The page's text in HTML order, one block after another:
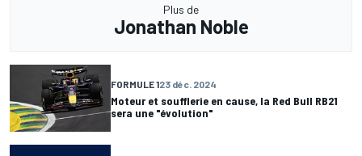
Plus de
Jonathan Noble
FORMULE 123 déc. 2024
Moteur et soufflerie en cause, la Red Bull RB21
sera une "évolution"